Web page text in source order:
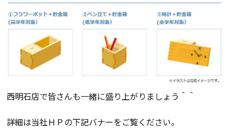
おすすめ分譲地
手間ひまかけた家づくり
KATSUMIの標準仕様 和暮-なごみ-
素材とデザイン
耐震性能+制震性能
西明石店で皆さんも一緒に盛り上がりましょう＾＾
詳細は当社ＨＰの下記バナーをご覧ください。